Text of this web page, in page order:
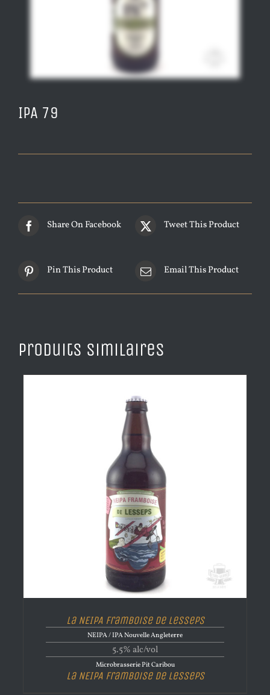
IPA 79
Share On Facebook Tweet This Product
Pin This Product Email This Product
Produits similaires
La NEIPA Framboise de Lesseps
NEIPA / IPA Nouvelle Angleterre
5.5% alc/vol
Microbrasserie Pit Caribou
La NEIPA Framboise de Lesseps